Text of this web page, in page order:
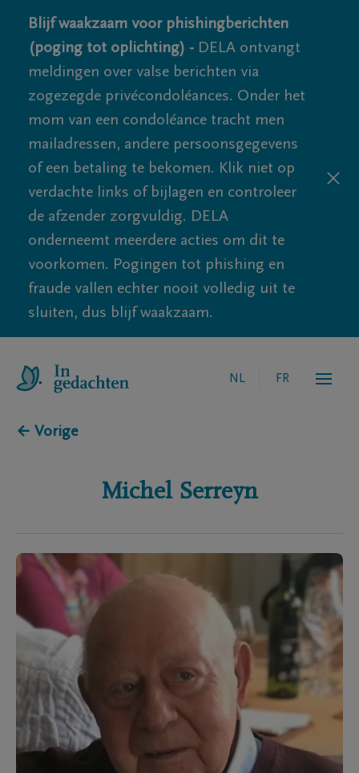
Blijf waakzaam voor phishingberichten
(poging tot oplichting) - DELA ontvangt
meldingen over valse berichten via
zogezegde privécondoléances. Onder het
mom van een condoléance tracht men
mailadressen, andere persoonsgegevens
of een betaling te bekomen. Klik niet op
verdachte links of bijlagen en controleer
de afzender zorgvuldig. DELA
onderneemt meerdere acties om dit te
voorkomen. Pogingen tot phishing en
fraude vallen echter nooit volledig uit te
sluiten, dus blijf waakzaam.
NL FR
← Vorige
Michel Serreyn